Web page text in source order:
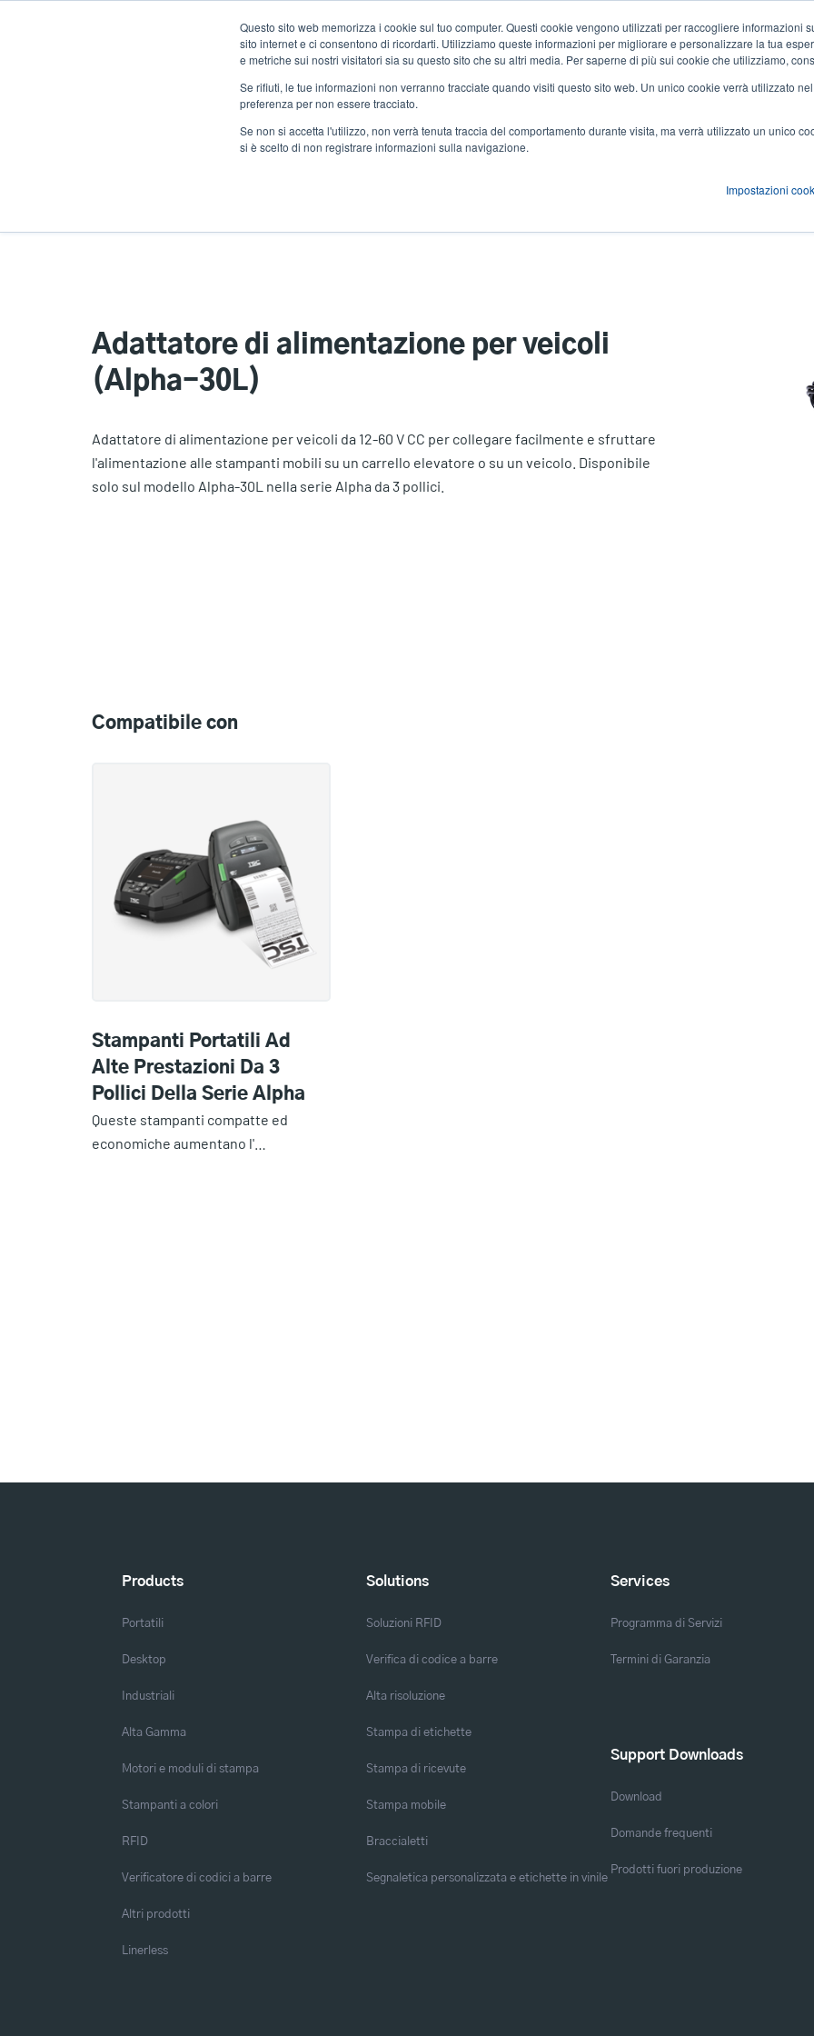
Questo sito web memorizza i cookie sul tuo computer. Questi cookie vengono utilizzati per raccogliere informazioni
sito internet e ci consentono di ricordarti. Utilizziamo queste informazioni per migliorare e personalizzare la tua
e metriche sui nostri visitatori sia su questo sito che su altri media. Per saperne di più sui cookie che utilizziamo,
Se rifiuti, le tue informazioni non verranno tracciate quando visiti questo sito web. Un unico cookie verrà utilizzato
preferenza per non essere tracciato.
Se non si accetta l'utilizzo, non verrà tenuta traccia del comportamento durante visita, ma verrà utilizzato un unico
si è scelto di non registrare informazioni sulla navigazione.
Impostazioni
User
account
Notizie ed eventi Azienda
Prodotti Soluzioni Servizi Supporto e download Partner
Adattatore di alimentazione per veicoli
(Alpha-30L)
Adattatore di alimentazione per veicoli da 12-60 V CC per collegare facilmente e sfruttare
l'alimentazione alle stampanti mobili su un carrello elevatore o su un veicolo. Disponibile
solo sul modello Alpha-30L nella serie Alpha da 3 pollici.
Compatibile con
Stampanti Portatili Ad
Alte Prestazioni Da 3
Pollici Della Serie Alpha
Queste stampanti compatte ed
economiche aumentano l'…
Products
Portatili
Desktop
Industriali
Alta Gamma
Motori e moduli di stampa
Stampanti a colori
RFID
Verificatore di codici a barre
Altri prodotti
Linerless
Solutions
Soluzioni RFID
Verifica di codice a barre
Alta risoluzione
Stampa di etichette
Stampa di ricevute
Stampa mobile
Braccialetti
Segnaletica personalizzata e etichette in vinile
Services
Programma di Servizi
Termini di Garanzia
Support Downloads
Download
Domande frequenti
Prodotti fuori produzione